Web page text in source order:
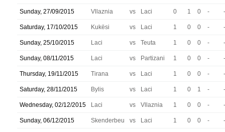
Sunday, 27/09/2015 Vllaznia vs Laci 0 1 0 - -
Saturday, 17/10/2015 Kukësi vs Laci 1 0 0 - -
Sunday, 25/10/2015 Laci vs Teuta 1 0 0 - -
Sunday, 08/11/2015 Laci vs Partizani 1 0 0 - -
Thursday, 19/11/2015 Tirana vs Laci 1 0 0 - -
Saturday, 28/11/2015 Bylis vs Laci 1 0 1 - -
Wednesday, 02/12/2015 Laci vs Vllaznia 1 0 0 - -
Sunday, 06/12/2015 Skenderbeu vs Laci 1 0 0 - -